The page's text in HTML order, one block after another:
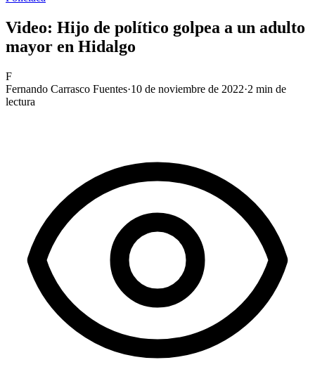
Video: Hijo de político golpea a un adulto
mayor en Hidalgo
F
Fernando Carrasco Fuentes·10 de noviembre de 2022·2 min de
lectura